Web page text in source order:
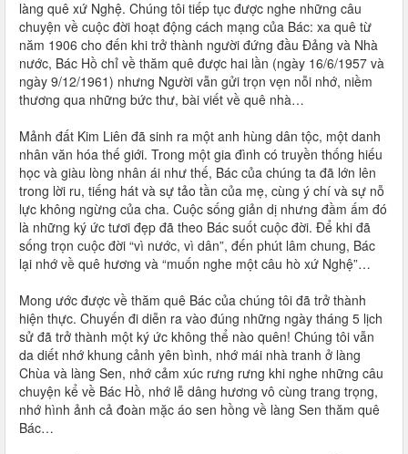
làng quê xứ Nghệ. Chúng tôi tiếp tục được nghe những câu
chuyện về cuộc đời hoạt động cách mạng của Bác: xa quê từ
năm 1906 cho đến khi trở thành người đứng đầu Đảng và Nhà
nước, Bác Hồ chỉ về thăm quê được hai lần (ngày 16/6/1957 và
ngày 9/12/1961) nhưng Người vẫn gửi trọn vẹn nỗi nhớ, niềm
thương qua những bức thư, bài viết về quê nhà…
Mảnh đất Kim Liên đã sinh ra một anh hùng dân tộc, một danh
nhân văn hóa thế giới. Trong một gia đình có truyền thống hiếu
học và giàu lòng nhân ái như thế, Bác của chúng ta đã lớn lên
trong lời ru, tiếng hát và sự tảo tần của mẹ, cùng ý chí và sự nỗ
lực không ngừng của cha. Cuộc sống giản dị nhưng đầm ấm đó
là những ký ức tươi đẹp đã theo Bác suốt cuộc đời. Để khi đã
sống trọn cuộc đời “vì nước, vì dân”, đến phút lâm chung, Bác
lại nhớ về quê hương và “muốn nghe một câu hò xứ Nghệ”…
Mong ước được về thăm quê Bác của chúng tôi đã trở thành
hiện thực. Chuyến đi diễn ra vào đúng những ngày tháng 5 lịch
sử đã trở thành một ký ức không thể nào quên! Chúng tôi vẫn
da diết nhớ khung cảnh yên bình, nhớ mái nhà tranh ở làng
Chùa và làng Sen, nhớ cảm xúc rưng rưng khi nghe những câu
chuyện kể về Bác Hồ, nhớ lễ dâng hương vô cùng trang trọng,
nhớ hình ảnh cả đoàn mặc áo sen hồng về làng Sen thăm quê
Bác…